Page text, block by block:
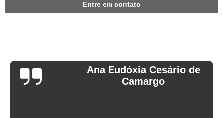
Entre em contato
Ana Eudóxia Cesário de
Camargo